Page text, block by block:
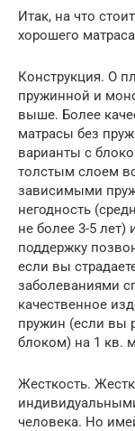
Итак, на что
хорошего
Конструкция. О
пружинной и
выше. Более
матрасы без
варианты с
толстым слоем
зависимыми
негодность
не более 3-5
поддержку
если вы
заболеваниями
качественное
пружин (если вы
блоком) на 1 кв.
Жесткость.
человека. Но